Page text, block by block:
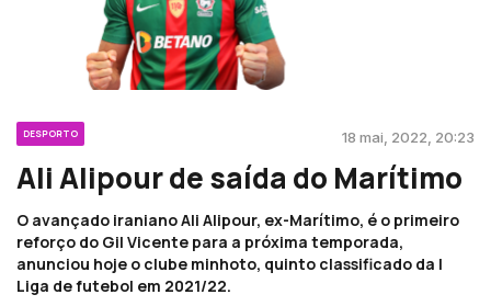
DESPORTO 18 mai, 2022, 20:23
Ali Alipour de saída do Marítimo
O avançado iraniano Ali Alipour, ex-Marítimo, é o primeiro
reforço do Gil Vicente para a próxima temporada,
anunciou hoje o clube minhoto, quinto classificado da I
Liga de futebol em 2021/22.